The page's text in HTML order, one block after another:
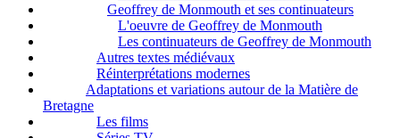
Geoffrey de Monmouth et ses continuateurs
L'oeuvre de Geoffrey de Monmouth
Les continuateurs de Geoffrey de Monmouth
Autres textes médiévaux
Réinterprétations modernes
Adaptations et variations autour de la Matière de
Bretagne
Les films